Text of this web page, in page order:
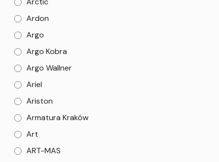
Ardon
Argo
Argo Kobra
Argo Wallner
Ariel
Ariston
Armatura Kraków
Art
ART-MAS